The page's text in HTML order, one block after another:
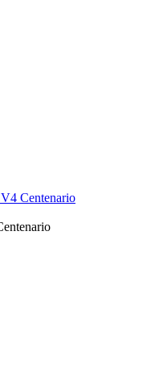
Centenario